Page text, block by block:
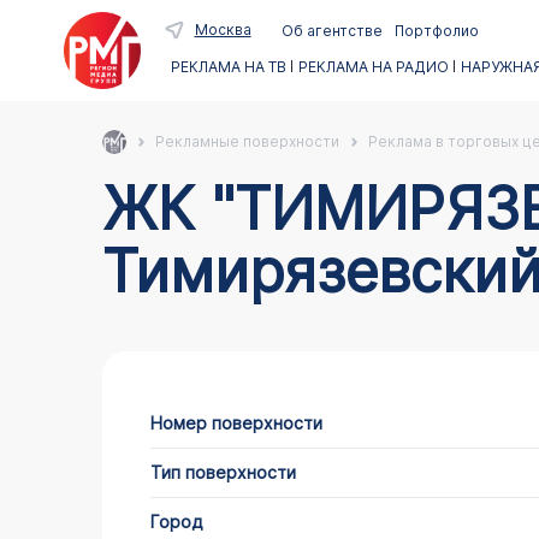
Москва Об агентстве
Портфолио
РЕКЛАМА НА ТВ
РЕКЛАМА НА РАДИО
Рекламные поверхности Реклама в торговых
ЖК "ТИМИРЯЗЕВСКИЙ" в Москве по адресу САО
Номер поверхности
Тип поверхности
Город